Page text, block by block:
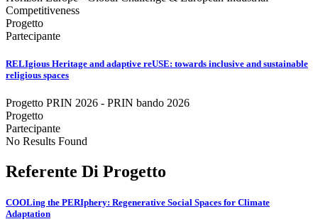
Competitiveness
Progetto
Partecipante
RELIgious Heritage and adaptive reUSE: towards inclusive and sustainable
religious spaces
Progetto PRIN 2026 - PRIN bando 2026
Progetto
Partecipante
No Results Found
Referente Di Progetto
COOLing the PERIphery: Regenerative Social Spaces for Climate
Adaptation